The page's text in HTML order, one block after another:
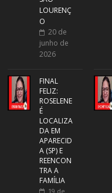
LOURENÇ
O
20 de
junho de
2026
FINAL
FELIZ:
ROSELENE
É
LOCALIZA
DA EM
APARECID
A (SP) E
REENCON
TRA A
FAMÍLIA
19 de